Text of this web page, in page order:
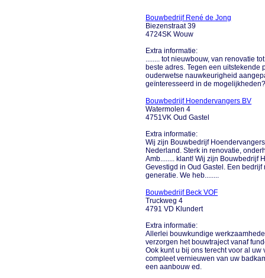
Bouwbedrijf René de Jong
Biezenstraat 39
4724SK Wouw
Extra informatie:
........ tot nieuwbouw, van renovatie
beste adres. Tegen een
ouderwetse nauwkeurigheid
geïnteresseerd in de
Bouwbedrijf Hoendervangers BV
Watermolen 4
4751VK Oud Gastel
Extra informatie:
Wij zijn Bouwbedrijf
Nederland. Sterk in renovatie,
Amb........ klant! Wij zijn Bouwbedrijf
Gevestigd in Oud Gastel. Een
generatie. We heb........
Bouwbedrijf Beck VOF
Truckweg 4
4791 VD Klundert
Extra informatie:
Allerlei bouwkundige
verzorgen het bouwtraject vanaf
Ook kunt u bij ons terecht voor al
compleet vernieuwen van uw
een aanbouw ed.